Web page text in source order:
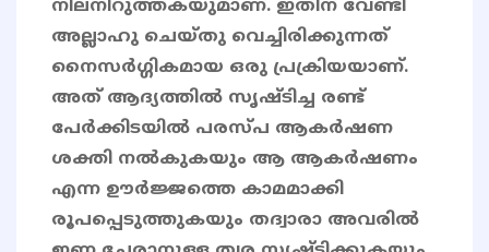
നിലനിറുത്തകയുമാണ്. ഇതിന് വേണ്ടി
അല്ലാഹു ചെയ്തു വെച്ചിരിക്കുന്നത്
നൈസർഗ്ഗികമായ ഒരു പ്രക്രിയയാണ്.
അത് ആദ്യത്തിൽ സൃഷ്ടിച്ച രണ്ട്
പേർക്കിടയിൽ പരസ്പ ആകർഷണ
ശക്തി നൽകുകയും ആ ആകർഷണം
എന്ന ഊർജ്ജത്തെ കാമമാക്കി
രൂപപ്പെടുത്തുകയും തദ്വാരാ അവരിൽ